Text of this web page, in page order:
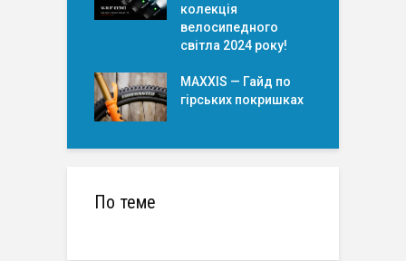
колекція
велосипедного
світла 2024 року!
MAXXIS — Гайд по
гірських покришкаx
По теме